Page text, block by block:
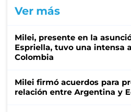
Ver más
Milei, presente en la
Espriella, tuvo una intensa
Colombia
Milei firmó acuerdos para
relación entre Argentina y